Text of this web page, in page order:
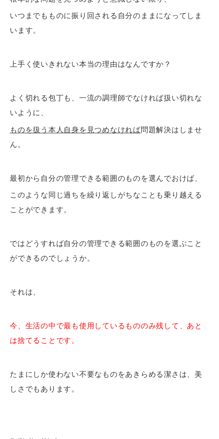
いつまでもものに振り回される自分のままになってしま
います。
上手く使いきれない本当の理由はなんですか？
よく切れる包丁も、一流の調理師でなければ扱い切れな
いように、
ものを扱う本人自身を見つめなければ問題解決はしませ
ん。
最初から自分の管理できる範囲のものを選んでおけば、
このような同じ過ちを繰り返しがちなことも乗り越える
ことができます。
ではどうすれば自分の管理できる範囲のものを選ぶこと
ができるのでしょうか。
それは、
今、生活の中で最も使用しているもののみ残して、あと
は捨てることです。
たまにしか使わない不要なものをあきらめる潔さは、美
しさでもあります。